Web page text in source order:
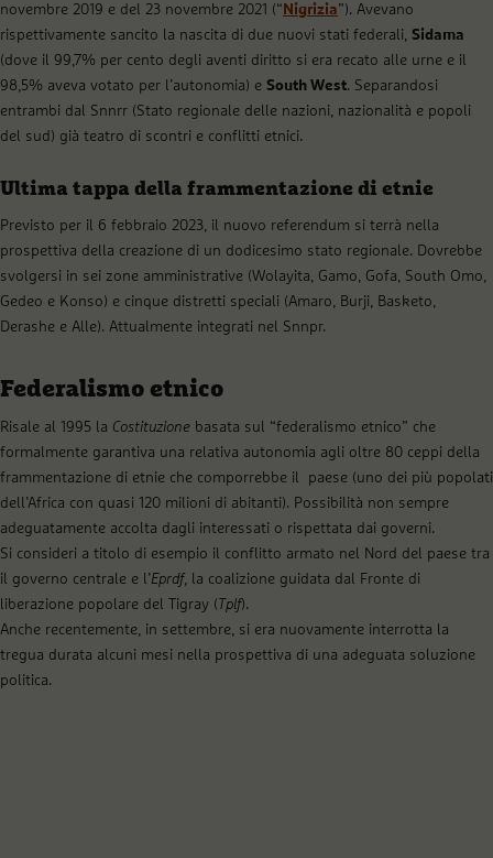
novembre 2019 e del 23 novembre 2021 (“ Nigrizia”). Avevano
rispettivamente sancito la nascita di due nuovi stati federali, Sidama
(dove il 99,7% per cento degli aventi diritto si era recato alle urne e il
98,5% aveva votato per l’autonomia) e South West. Separandosi
entrambi dal Snnrr (Stato regionale delle nazioni, nazionalità e popoli
del sud) già teatro di scontri e conflitti etnici.
Ultima tappa della frammentazione di etnie
Previsto per il 6 febbraio 2023, il nuovo referendum si terrà nella
prospettiva della creazione di un dodicesimo stato regionale. Dovrebbe
svolgersi in sei zone amministrative (Wolayita, Gamo, Gofa, South Omo,
Gedeo e Konso) e cinque distretti speciali (Amaro, Burji, Basketo,
Derashe e Alle). Attualmente integrati nel Snnpr.
Federalismo etnico
Risale al 1995 la Costituzione basata sul “federalismo etnico” che
formalmente garantiva una relativa autonomia agli oltre 80 ceppi della
frammentazione di etnie che comporrebbe il paese (uno dei più popolati
dell’Africa con quasi 120 milioni di abitanti). Possibilità non sempre
adeguatamente accolta dagli interessati o rispettata dai governi.
Si consideri a titolo di esempio il conflitto armato nel Nord del paese tra
il governo centrale e l’Eprdf, la coalizione guidata dal Fronte di
liberazione popolare del Tigray ( Tplf).
Anche recentemente, in settembre, si era nuovamente interrotta la
tregua durata alcuni mesi nella prospettiva di una adeguata soluzione
politica.